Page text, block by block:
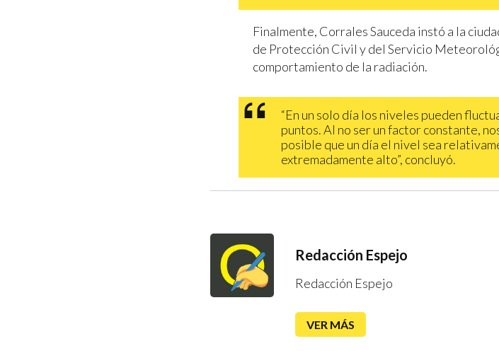
Finalmente, Corrales Sauceda instó a la
de Protección Civil y del Servicio
comportamiento de la radiación.
“En un solo día los niveles pueden
puntos. Al no ser un factor constante,
posible que un día el nivel sea
extremadamente alto”, concluyó.
Redacción Espejo
Redacción Espejo
VER MÁS